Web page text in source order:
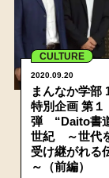
CULTURE
2020.09.20
まんなか学部
特別企画 第１
弾 “Daito書
世紀 ～世代
受け継がれる
～（前編）